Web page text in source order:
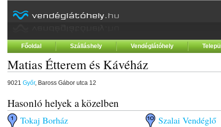
Főoldal Szálláshely Vendéglátóhely
Matias Étterem és Kávéház
9021 Győr, Baross Gábor utca 12
Hasonló helyek a közelben
Tokaj Borház Szalai